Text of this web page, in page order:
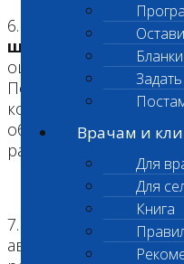
Врачам и
Для
Для
Книга
6.
При приеме
штрихкодируются,
ошибок, связанных с
После поступления
контроля условий
образцы
рабочие потоки и
7. Все этапы
автоматических